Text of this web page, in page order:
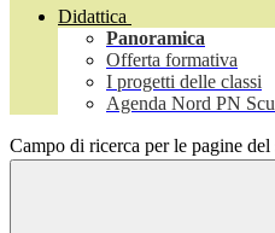
Didattica
Panoramica
Offerta formativa
I progetti delle classi
Agenda Nord PN
Campo di ricerca per le pagine del